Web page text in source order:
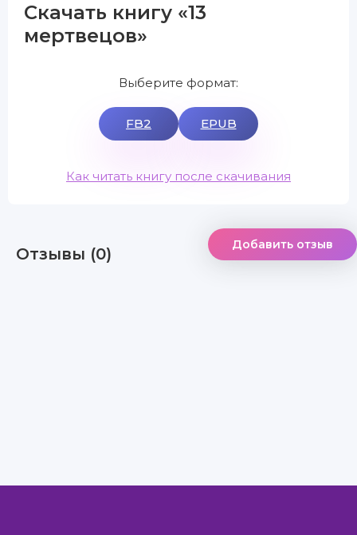
Скачать книгу «13
мертвецов»
Выберите формат:
FB2 EPUB
Как читать книгу после скачивания
Отзывы (0) Добавить отзыв